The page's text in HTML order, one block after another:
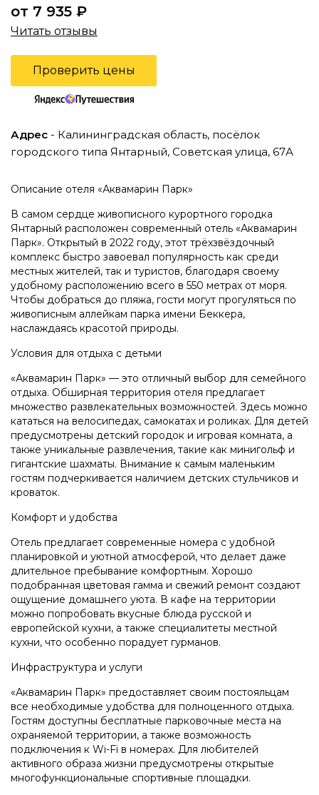
от 7 935 ₽
Читать отзывы
Проверить цены
Адрес - Калининградская область, посёлок
городского типа Янтарный, Советская улица, 67А
Описание отеля «Аквамарин Парк»
В самом сердце живописного курортного городка
Янтарный расположен современный отель «Аквамарин
Парк». Открытый в 2022 году, этот трёхзвёздочный
комплекс быстро завоевал популярность как среди
местных жителей, так и туристов, благодаря своему
удобному расположению всего в 550 метрах от моря.
Чтобы добраться до пляжа, гости могут прогуляться по
живописным аллейкам парка имени Беккера,
наслаждаясь красотой природы.
Условия для отдыха с детьми
«Аквамарин Парк» — это отличный выбор для семейного
отдыха. Обширная территория отеля предлагает
множество развлекательных возможностей. Здесь можно
кататься на велосипедах, самокатах и роликах. Для детей
предусмотрены детский городок и игровая комната, а
также уникальные развлечения, такие как минигольф и
гигантские шахматы. Внимание к самым маленьким
гостям подчеркивается наличием детских стульчиков и
кроваток.
Комфорт и удобства
Отель предлагает современные номера с удобной
планировкой и уютной атмосферой, что делает даже
длительное пребывание комфортным. Хорошо
подобранная цветовая гамма и свежий ремонт создают
ощущение домашнего уюта. В кафе на территории
можно попробовать вкусные блюда русской и
европейской кухни, а также специалитеты местной
кухни, что особенно порадует гурманов.
Инфраструктура и услуги
«Аквамарин Парк» предоставляет своим постояльцам
все необходимые удобства для полноценного отдыха.
Гостям доступны бесплатные парковочные места на
охраняемой территории, а также возможность
подключения к Wi-Fi в номерах. Для любителей
активного образа жизни предусмотрены открытые
многофункциональные спортивные площадки.